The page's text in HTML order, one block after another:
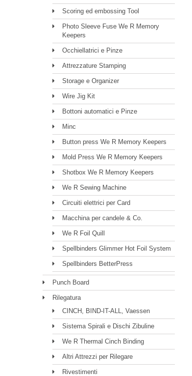
Scoring ed embossing Tool
Photo Sleeve Fuse We R Memory
Keepers
Occhiellatrici e Pinze
Attrezzature Stamping
Storage e Organizer
Wire Jig Kit
Bottoni automatici e Pinze
Minc
Button press We R Memory Keepers
Mold Press We R Memory Keepers
Shotbox We R Memory Keepers
We R Sewing Machine
Circuiti elettrici per Card
Macchina per candele & Co.
We R Foil Quill
Spellbinders Glimmer Hot Foil System
Spellbinders BetterPress
Punch Board
Rilegatura
CINCH, BIND-IT-ALL, Vaessen
Sistema Spirali e Dischi Zibuline
We R Thermal Cinch Binding
Altri Attrezzi per Rilegare
Rivestimenti